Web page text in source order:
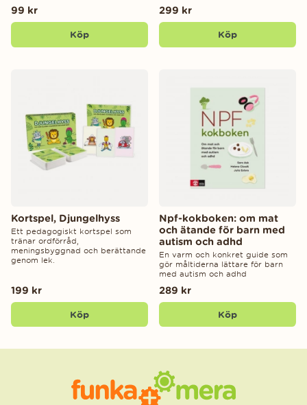
99 kr
Köp
299 kr
Köp
Kortspel, Djungelhyss
Ett pedagogiskt kortspel som
tränar ordförråd,
meningsbyggnad och berättande
genom lek.
199 kr
Köp
Npf-kokboken: om mat
och ätande för barn med
autism och adhd
En varm och konkret guide som
gör måltiderna lättare för barn
med autism och adhd
289 kr
Köp